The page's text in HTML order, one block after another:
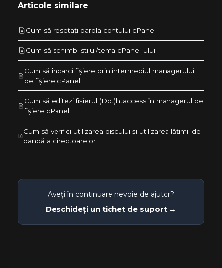
Articole similare
Cum să resetați parola contului cPanel
Cum să schimbi stilul/tema cPanel-ului
Cum să încarci fișiere prin intermediul managerului
de fișiere cPanel
Cum să editezi fișierul (Dot)htaccess în managerul de
fișiere cPanel
Cum să verifici utilizarea discului și utilizarea lățimii de
bandă a directoarelor
Aveți în continuare nevoie de ajutor?
Deschideți un tichet de suport →